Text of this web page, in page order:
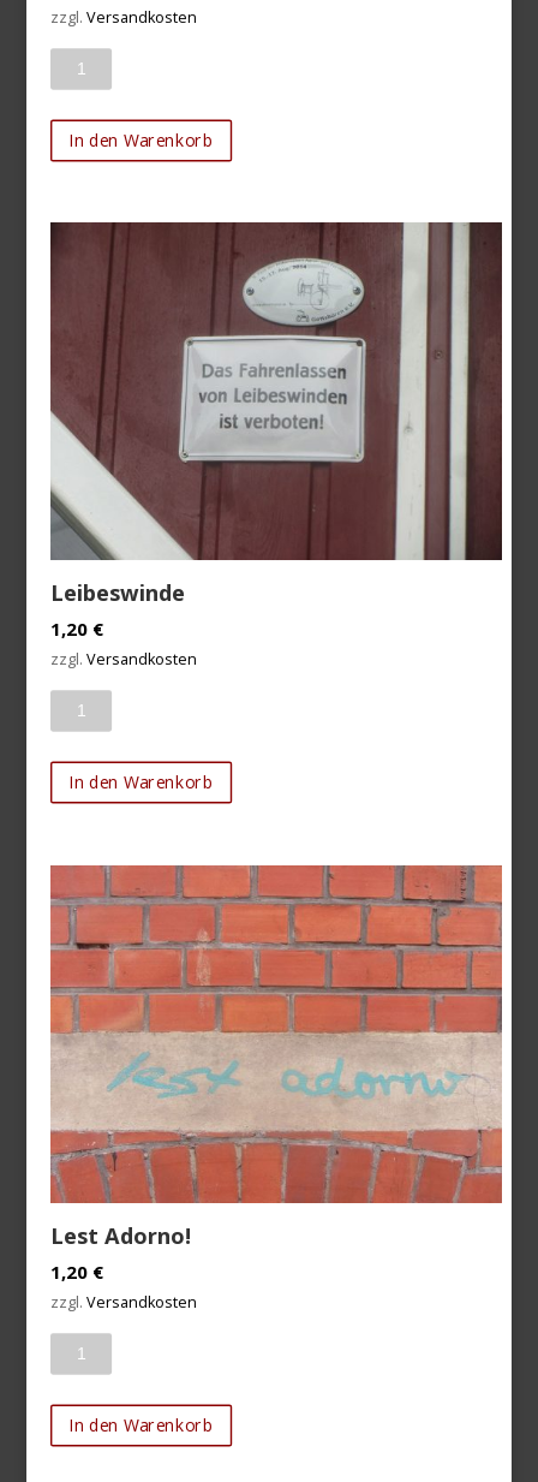
zzgl.Versandkosten
In den Warenkorb
Leibeswinde
1,20 €
zzgl.Versandkosten
In den Warenkorb
Lest Adorno!
1,20 €
zzgl.Versandkosten
In den Warenkorb